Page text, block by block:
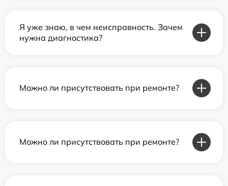
Я уже знаю, в чем неисправность. Зачем
нужна диагностика?
Можно ли присутствовать при ремонте?
Можно ли присутствовать при ремонте?